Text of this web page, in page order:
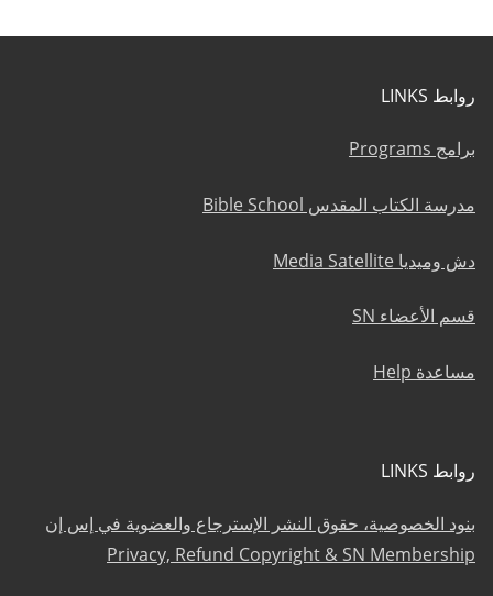
روابط LINKS
برامج Programs
مدرسة الكتاب المقدس Bible School
دش وميديا Media Satellite
قسم الأعضاء SN
مساعدة Help
روابط LINKS
بنود الخصوصية، حقوق النشر الإسترجاع والعضوية في إس إن
Privacy, Refund Copyright & SN Membership